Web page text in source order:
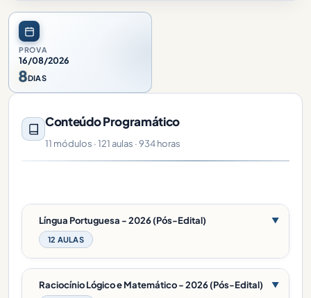
PROVA
16/08/2026
8DIAS
Conteúdo Programático
11 módulos · 121 aulas · 934 horas
Língua Portuguesa - 2026 (Pós-Edital)
12 AULAS
▼
Raciocínio Lógico e Matemático - 2026 (Pós-Edital) ▼